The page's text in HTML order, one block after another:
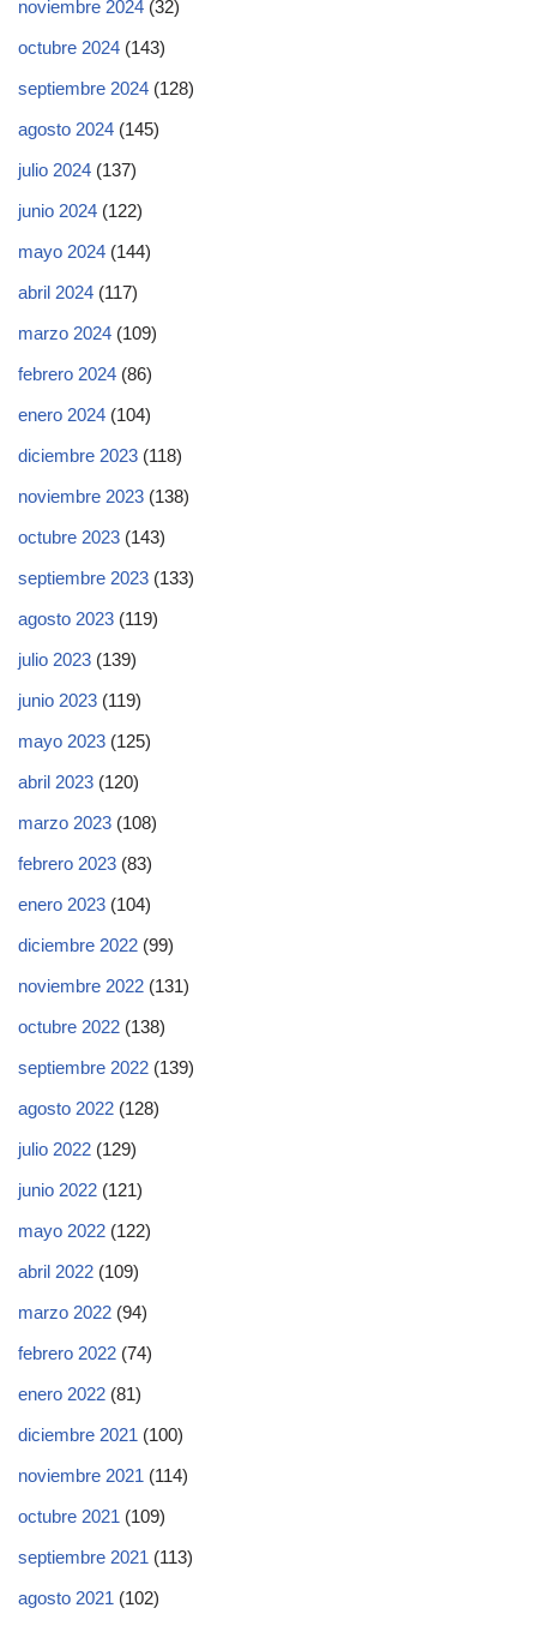
noviembre 2024 (32)
octubre 2024 (143)
septiembre 2024 (128)
agosto 2024 (145)
julio 2024 (137)
junio 2024 (122)
mayo 2024 (144)
abril 2024 (117)
marzo 2024 (109)
febrero 2024 (86)
enero 2024 (104)
diciembre 2023 (118)
noviembre 2023 (138)
octubre 2023 (143)
septiembre 2023 (133)
agosto 2023 (119)
julio 2023 (139)
junio 2023 (119)
mayo 2023 (125)
abril 2023 (120)
marzo 2023 (108)
febrero 2023 (83)
enero 2023 (104)
diciembre 2022 (99)
noviembre 2022 (131)
octubre 2022 (138)
septiembre 2022 (139)
agosto 2022 (128)
julio 2022 (129)
junio 2022 (121)
mayo 2022 (122)
abril 2022 (109)
marzo 2022 (94)
febrero 2022 (74)
enero 2022 (81)
diciembre 2021 (100)
noviembre 2021 (114)
octubre 2021 (109)
septiembre 2021 (113)
agosto 2021 (102)